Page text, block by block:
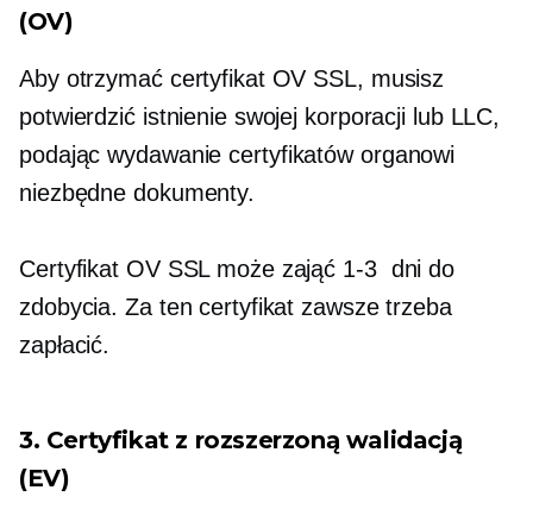
(OV)
Aby otrzymać certyfikat OV SSL, musisz
potwierdzić istnienie swojej korporacji lub LLC,
podającwydawanie certyfikatóworganowi
niezbędne dokumenty.
Certyfikat OV SSL może zająć 1-3 dni do
zdobycia. Za ten certyfikat zawsze trzeba
zapłacić.
3. Certyfikat z rozszerzoną walidacją
(EV)